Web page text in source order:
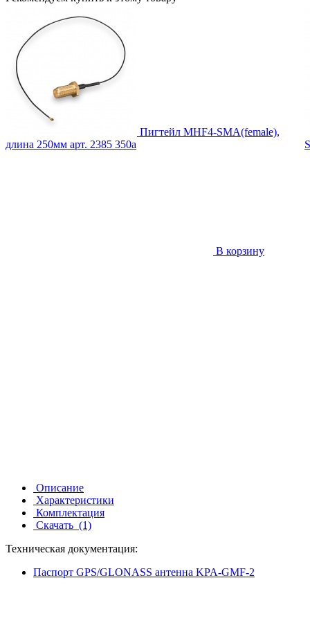
Пигтейл MHF4-SMA(female),
длина 250мм арт. 2385 350a
В корзину
Описание
Характеристики
Комплектация
Скачать (1)
Техническая документация:
Паспорт GPS/GLONASS антенна KPA-GMF-2